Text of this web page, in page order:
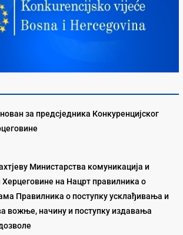
за предсједника Конкуренцијског
Министарства комуникација и
Херцеговине на Нацрт правилника о
Правилника о поступку усклађивања и
вожње, начину и поступку издавања